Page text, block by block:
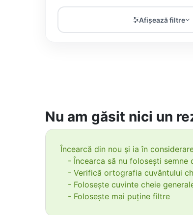
Afișează filtre
Nu am găsit nici un
Încearcă din nou și ia în
- Încearca să nu folosești semne
- Verifică ortografia cuvântului
- Folosește cuvinte cheie
- Folosește mai puține filtre